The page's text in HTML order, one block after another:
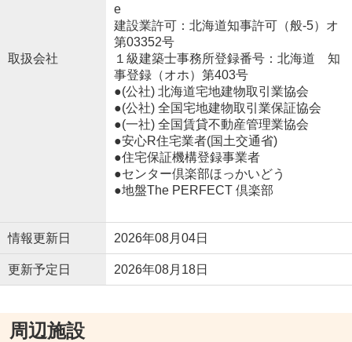
取扱会社
e
建設業許可：北海道知事許可（般-5）オ
第03352号
１級建築士事務所登録番号：北海道 知
事登録（オホ）第403号
●(公社) 北海道宅地建物取引業協会
●(公社) 全国宅地建物取引業保証協会
●(一社) 全国賃貸不動産管理業協会
●安心R住宅業者(国土交通省)
●住宅保証機構登録事業者
●センター倶楽部ほっかいどう
●地盤The PERFECT 倶楽部
情報更新日 2026年08月04日
更新予定日 2026年08月18日
周辺施設